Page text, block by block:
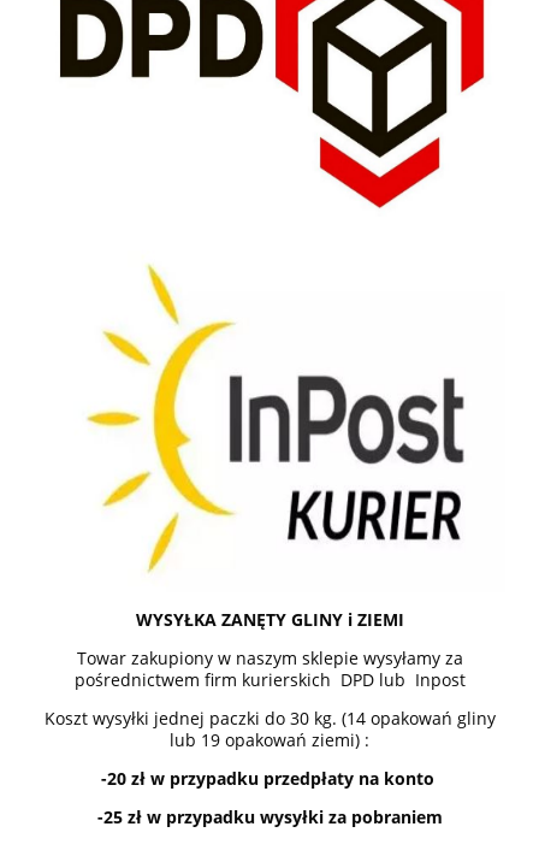
WYSYŁKA ZANĘTY GLINY i ZIEMI
Towar zakupiony w naszym sklepie wysyłamy za
pośrednictwem firm kurierskich DPD lub Inpost
Koszt wysyłki jednej paczki do 30 kg. (14 opakowań gliny
lub 19 opakowań ziemi) :
-20 zł w przypadku przedpłaty na konto
-25 zł w przypadku wysyłki za pobraniem